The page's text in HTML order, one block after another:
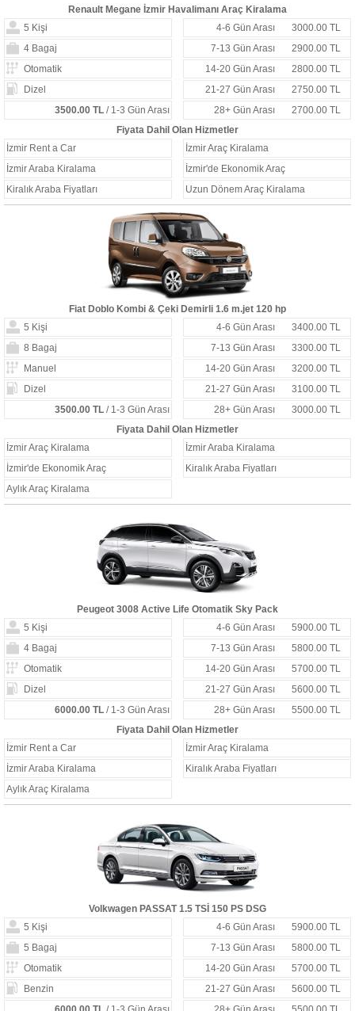
Renault Megane İzmir Havalimanı Araç Kiralama
5 Kişi
4-6 Gün Arası
3000.00 TL
4 Bagaj
7-13 Gün Arası
2900.00 TL
Otomatik
14-20 Gün Arası
2800.00 TL
Dizel
21-27 Gün Arası
2750.00 TL
3500.00 TL/ 1-3 Gün Arası 28+ Gün Arası
2700.00 TL
Fiyata Dahil Olan Hizmetler
İzmir Rent a Car
İzmir Araç Kiralama
İzmir Araba Kiralama
İzmir'de Ekonomik Araç
Kiralık Araba Fiyatları
Uzun Dönem Araç Kiralama
Fiat Doblo Kombi & Çeki Demirli 1.6 m.jet 120 hp
5 Kişi
4-6 Gün Arası
3400.00 TL
8 Bagaj
7-13 Gün Arası
3300.00 TL
Manuel
14-20 Gün Arası
3200.00 TL
Dizel
21-27 Gün Arası
3100.00 TL
3500.00 TL/ 1-3 Gün Arası 28+ Gün Arası
3000.00 TL
Fiyata Dahil Olan Hizmetler
İzmir Araç Kiralama
İzmir Araba Kiralama
İzmir'de Ekonomik Araç
Kiralık Araba Fiyatları
Aylık Araç Kiralama
Peugeot 3008 Active Life Otomatik Sky Pack
5 Kişi
4-6 Gün Arası
5900.00 TL
4 Bagaj
7-13 Gün Arası
5800.00 TL
Otomatik
14-20 Gün Arası
5700.00 TL
Dizel
21-27 Gün Arası
5600.00 TL
6000.00 TL/ 1-3 Gün Arası 28+ Gün Arası
5500.00 TL
Fiyata Dahil Olan Hizmetler
İzmir Rent a Car
İzmir Araç Kiralama
İzmir Araba Kiralama
Kiralık Araba Fiyatları
Aylık Araç Kiralama
Volkwagen PASSAT 1.5 TSİ 150 PS DSG
5 Kişi
4-6 Gün Arası
5900.00 TL
5 Bagaj
7-13 Gün Arası
5800.00 TL
Otomatik
14-20 Gün Arası
5700.00 TL
Benzin
21-27 Gün Arası
5600.00 TL